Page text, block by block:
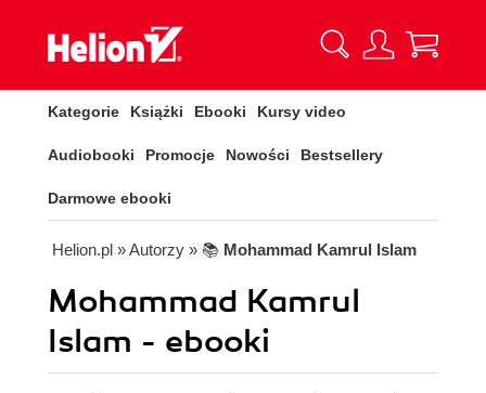
Kategorie Książki Ebooki Kursy video
Audiobooki Promocje Nowości Bestsellery
Darmowe ebooki
Helion.pl » Autorzy » 📚 Mohammad Kamrul Islam
Mohammad Kamrul
Islam - ebooki